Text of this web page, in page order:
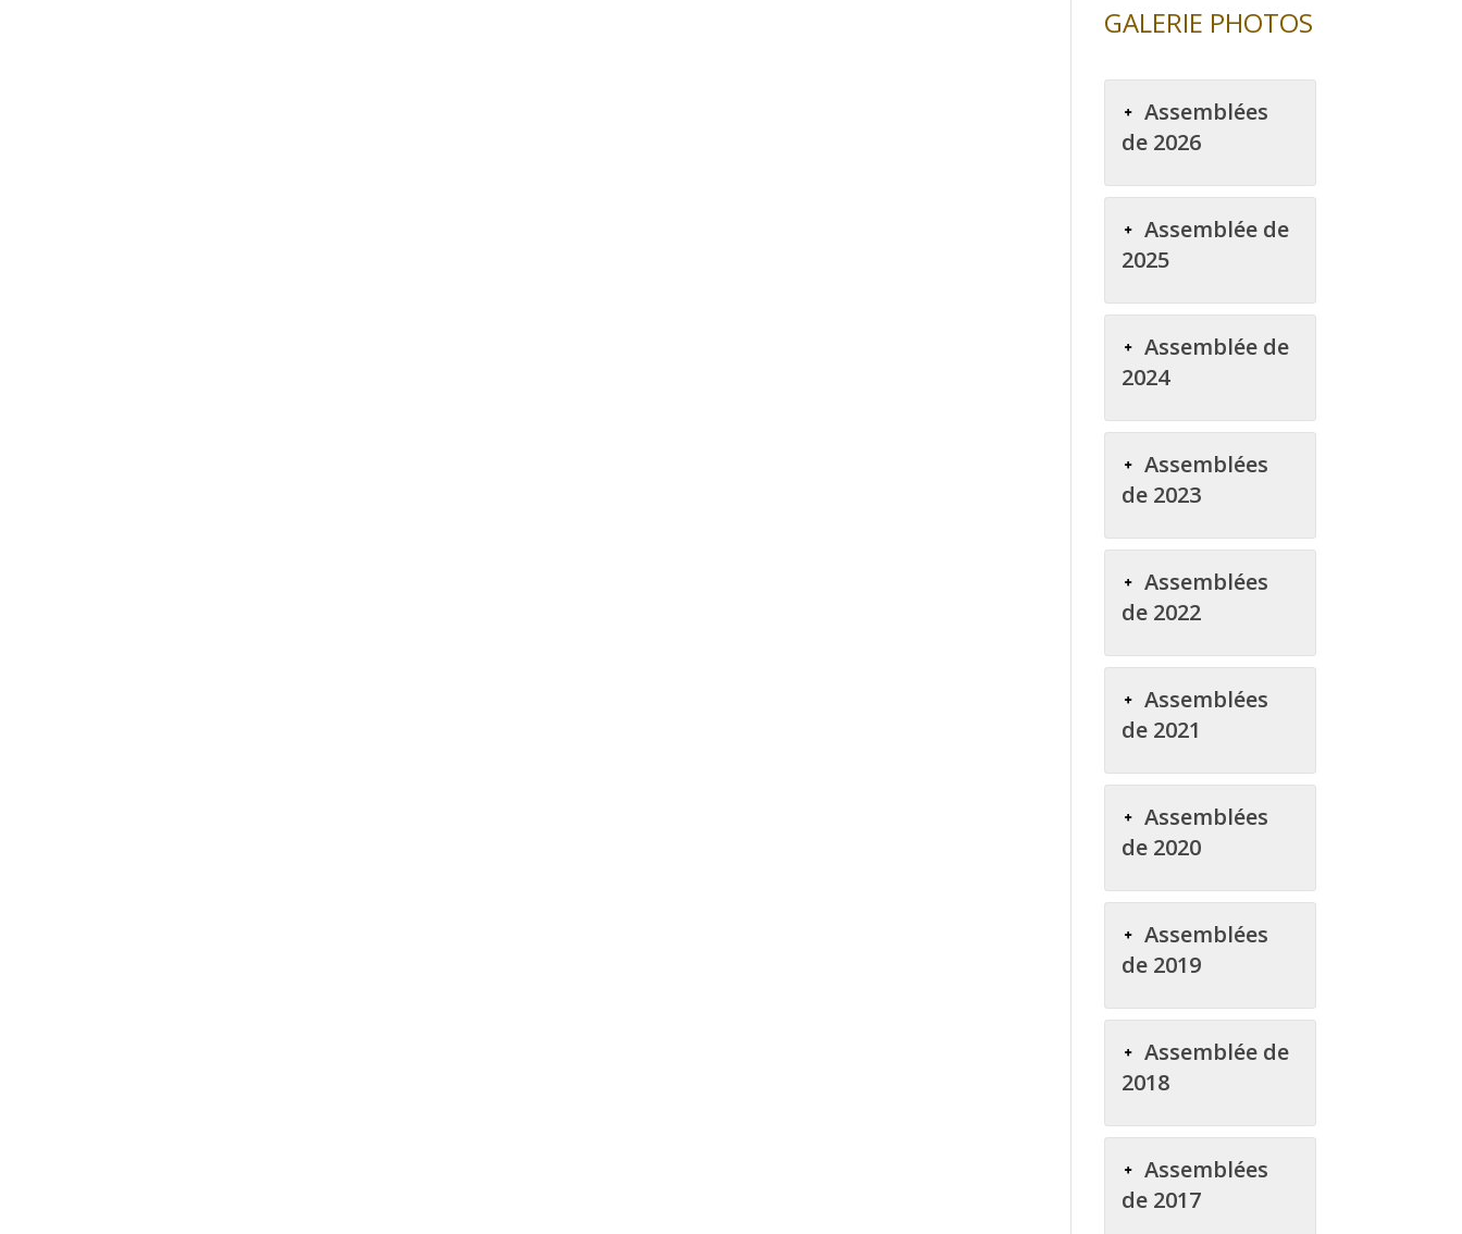
GALERIE PHOTOS
Assemblées
de 2026
Assemblée de
2025
Assemblée de
2024
Assemblées
de 2023
Assemblées
de 2022
Assemblées
de 2021
Assemblées
de 2020
Assemblées
de 2019
Assemblée de
2018
Assemblées
de 2017